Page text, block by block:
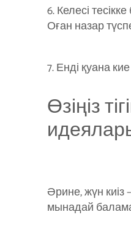
6. Келесі
Оған назар
7. Енді қуана
Өзіңіз
Әрине, жүн
мынадай